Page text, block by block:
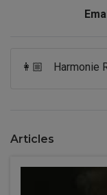
👩🏼 Harmonie
Articles